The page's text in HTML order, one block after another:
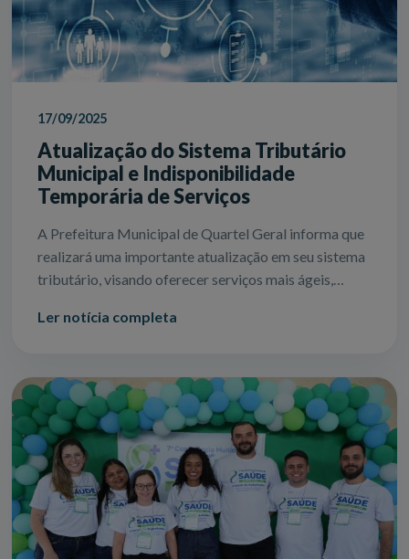
17/09/2025
Atualização do Sistema Tributário
Municipal e Indisponibilidade
Temporária de Serviços
A Prefeitura Municipal de Quartel Geral informa que
realizará uma importante atualização em seu sistema
tributário, visando oferecer serviços mais ágeis,
Ler notícia completa